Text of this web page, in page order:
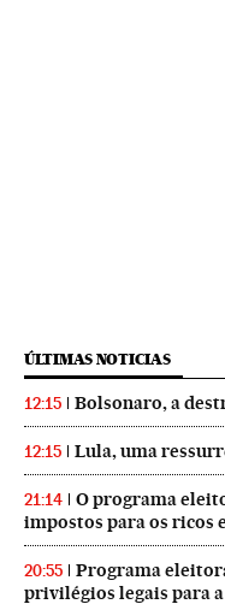
ÚLTIMAS NOTICIAS
12:15 Bolsonaro, a
12:15 Lula, uma
21:14
O programa
impostos para os ricos
20:55
Programa
privilégios legais para